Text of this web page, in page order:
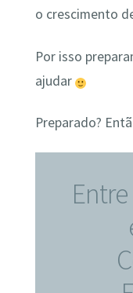
o crescimento
Por isso
ajudar
Preparado?